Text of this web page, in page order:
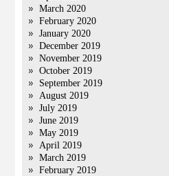
March 2020
February 2020
January 2020
December 2019
November 2019
October 2019
September 2019
August 2019
July 2019
June 2019
May 2019
April 2019
March 2019
February 2019